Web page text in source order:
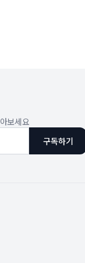
보세요
구독하기